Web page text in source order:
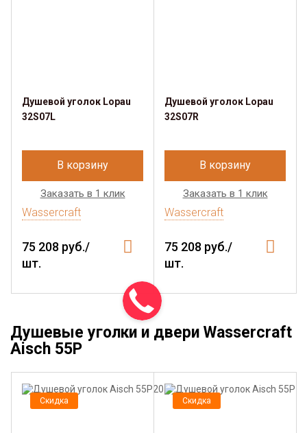
Душевой уголок Lopau
32S07L
В корзину
Заказать в 1 клик
Wassercraft
75 208 руб./
шт.
Душевой уголок Lopau
32S07R
В корзину
Заказать в 1 клик
Wassercraft
75 208 руб./
шт.
Душевые уголки и двери Wassercraft
Aisch 55P
Скидка Скидка